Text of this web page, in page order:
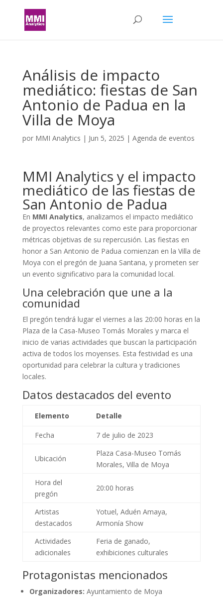
Análisis de impacto
mediático: fiestas de San
Antonio de Padua en la
Villa de Moya
por MMI Analytics | Jun 5, 2025 | Agenda de eventos
MMI Analytics y el impacto
mediático de las fiestas de
San Antonio de Padua
En MMI Analytics, analizamos el impacto mediático
de proyectos relevantes como este para proporcionar
métricas objetivas de su repercusión. Las fiestas en
honor a San Antonio de Padua comienzan en la Villa de
Moya con el pregón de Juana Santana, y prometen ser
un evento significativo para la comunidad local.
Una celebración que une a la
comunidad
El pregón tendrá lugar el viernes a las 20:00 horas en la
Plaza de la Casa-Museo Tomás Morales y marca el
inicio de varias actividades que buscan la participación
activa de todos los moyenses. Esta festividad es una
oportunidad para celebrar la cultura y tradiciones
locales.
Datos destacados del evento
Elemento Detalle
Fecha 7 de julio de 2023
Ubicación
Plaza Casa-Museo Tomás
Morales, Villa de Moya
Hora del
pregón
20:00 horas
Artistas
destacados
Yotuel, Aduén Amaya,
Armonía Show
Actividades
adicionales
Feria de ganado,
exhibiciones culturales
Protagonistas mencionados
Organizadores: Ayuntamiento de Moya